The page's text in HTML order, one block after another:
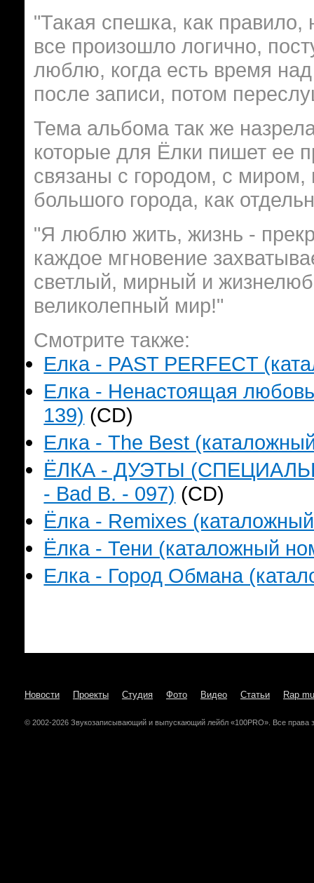
"Такая спешка, как правило,
все произошло логично,
люблю, когда есть время
после записи, потом
Тема альбома так же
которые для Ёлки пишет ее
связаны с городом, с
большого города, как
"Я люблю жить, жизнь -
каждое мгновение
светлый, мирный и
великолепный мир!"
Смотрите также:
Елка - PAST PERFECT
Елка - Ненастоящая
139) (CD)
Елка - The Best
ЁЛКА - ДУЭТЫ
- Bad B. - 097) (CD)
Ёлка - Remixes
Ёлка - Тени (каталожный
Елка - Город Обмана
Новости Проекты Студия Фото Видео Статьи Rap
© 2002-2026 Звукозаписывающий и выпускающий лейбл «100PRO». Все